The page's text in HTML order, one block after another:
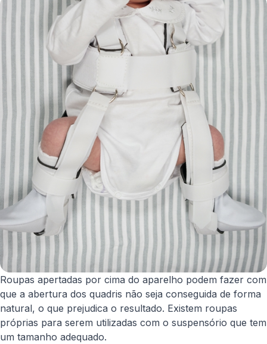
Roupas apertadas por cima do aparelho podem fazer com
que a abertura dos quadris não seja conseguida de forma
natural, o que prejudica o resultado. Existem roupas
próprias para serem utilizadas com o suspensório que tem
um tamanho adequado.